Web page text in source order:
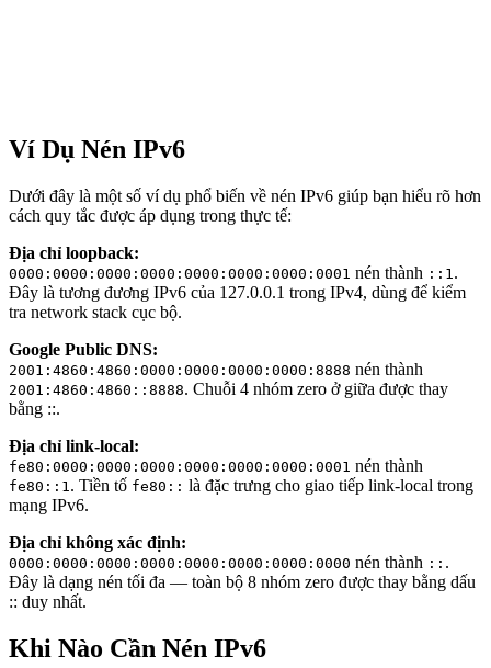
Ví Dụ Nén IPv6
Dưới đây là một số ví dụ phổ biến về nén IPv6 giúp bạn hiểu rõ hơn
cách quy tắc được áp dụng trong thực tế:
Địa chỉ loopback:
0000:0000:0000:0000:0000:0000:0000:0001 nén thành ::1 .
Đây là tương đương IPv6 của 127.0.0.1 trong IPv4, dùng để kiểm
tra network stack cục bộ.
Google Public DNS:
2001:4860:4860:0000:0000:0000:0000:8888 nén thành
2001:4860:4860::8888. Chuỗi 4 nhóm zero ở giữa được thay
bằng ::.
Địa chỉ link-local:
fe80:0000:0000:0000:0000:0000:0000:0001 nén thành
fe80::1 . Tiền tố fe80:: là đặc trưng cho giao tiếp link-local trong
mạng IPv6.
Địa chỉ không xác định:
0000:0000:0000:0000:0000:0000:0000:0000 nén thành :: .
Đây là dạng nén tối đa — toàn bộ 8 nhóm zero được thay bằng dấu
:: duy nhất.
Khi Nào Cần Nén IPv6